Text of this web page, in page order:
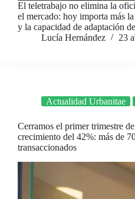
El teletrabajo no elimina la
el mercado: hoy importa más
y la capacidad de adaptación
Lucía Hernández
23
Actualidad Urbanitae
Cerramos el primer trimestre
crecimiento del 42%: más de
transaccionados